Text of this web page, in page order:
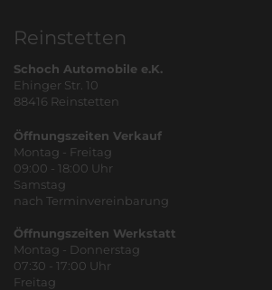
Reinstetten
Schoch Automobile e.K.
Ehinger Str. 10
88416 Reinstetten
Öffnungszeiten Verkauf
Montag - Freitag
09:00 - 18:00 Uhr
Samstag
nach Terminvereinbarung
Öffnungszeiten Werkstatt
Montag - Donnerstag
07:30 - 17:00 Uhr
Freitag